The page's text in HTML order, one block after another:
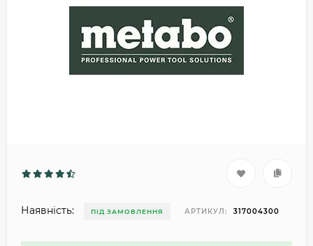
Наявність: ПІД ЗАМОВЛЕННЯ АРТИКУЛ: 317004300